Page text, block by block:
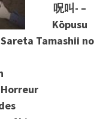
呪叫- –
Kōpusu
Tamashii no